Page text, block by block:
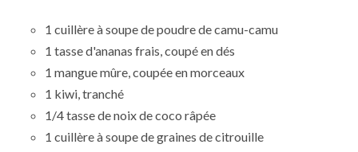
1 cuillère à soupe de poudre de camu-camu
1 tasse d'ananas frais, coupé en dés
1 mangue mûre, coupée en morceaux
1 kiwi, tranché
1/4 tasse de noix de coco râpée
1 cuillère à soupe de graines de citrouille